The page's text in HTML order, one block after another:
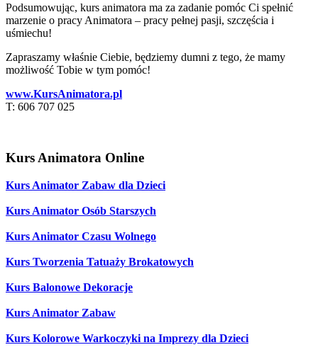
Podsumowując, kurs animatora ma za zadanie pomóc Ci spełnić
marzenie o pracy Animatora – pracy pełnej pasji, szczęścia i
uśmiechu!
Zapraszamy właśnie Ciebie, będziemy dumni z tego, że mamy
możliwość Tobie w tym pomóc!
www.KursAnimatora.pl
T: 606 707 025
Kurs Animatora Online
Kurs Animator Zabaw dla Dzieci
Kurs Animator Osób Starszych
Kurs Animator Czasu Wolnego
Kurs Tworzenia Tatuaży Brokatowych
Kurs Balonowe Dekoracje
Kurs Animator Zabaw
Kurs Kolorowe Warkoczyki na Imprezy dla Dzieci